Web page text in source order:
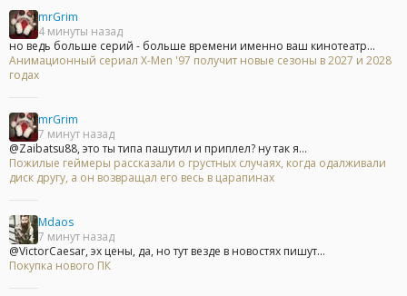
mrGrim
4 минуты назад
но ведь больше серий - больше времени именно ваш кинотеатр...
Анимационный сериал X-Men '97 получит новые сезоны в 2027 и 2028
годах
mrGrim
7 минут назад
@Zaibatsu88, это ты типа пашутил и приплел? ну так я...
Пожилые геймеры рассказали о грустных случаях, когда одалживали
диск другу, а он возвращал его весь в царапинах
Mdaos
7 минут назад
@VictorCaesar, эх цены, да, но тут везде в новостях пишут...
Покупка нового ПК